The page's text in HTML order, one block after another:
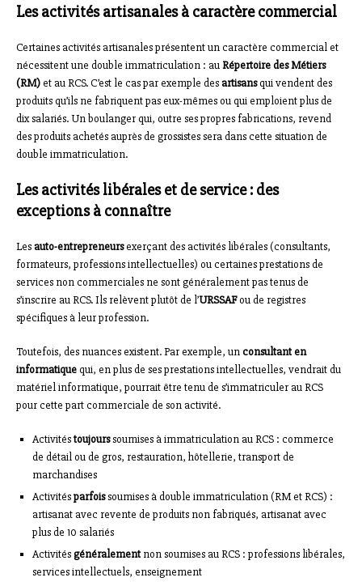
Les activités artisanales à caractère commercial
Certaines activités artisanales présentent un caractère commercial et
nécessitent une double immatriculation : auRépertoire des Métiers
(RM)et au RCS. C’est le cas par exemple desartisansqui vendent des
produits qu’ils ne fabriquent pas eux-mêmes ou qui emploient plus de
dix salariés. Un boulanger qui, outre ses propres fabrications, revend
des produits achetés auprès de grossistes sera dans cette situation de
double immatriculation.
Les activités libérales et de service : des
exceptions à connaître
Lesauto-entrepreneursexerçant des activités libérales (consultants,
formateurs, professions intellectuelles) ou certaines prestations de
services non commerciales ne sont généralement pas tenus de
s’inscrire au RCS. Ils relèvent plutôt de l’URSSAFou de registres
spécifiques à leur profession.
Toutefois, des nuances existent. Par exemple, unconsultant en
informatiquequi, en plus de ses prestations intellectuelles, vendrait du
matériel informatique, pourrait être tenu de s’immatriculer au RCS
pour cette part commerciale de son activité.
Activitéstoujourssoumises à immatriculation au RCS : commerce
de détail ou de gros, restauration, hôtellerie, transport de
marchandises
Activitésparfoissoumises à double immatriculation (RM et RCS) :
artisanat avec revente de produits non fabriqués, artisanat avec
plus de 10 salariés
Activités généralement non soumises au RCS : professions libérales,
services intellectuels, enseignement